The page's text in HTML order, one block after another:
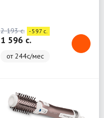
2 193 c. - 597 c.
1 596 c.
от 244с/мес